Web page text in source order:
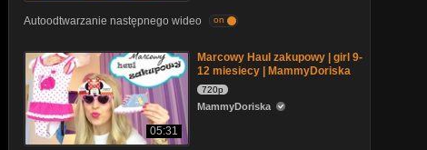
Autoodtwarzanie następnego wideo on
05:31
Marcowy Haul zakupowy | girl 9-
12 miesiecy | MammyDoriska
720p
MammyDoriska